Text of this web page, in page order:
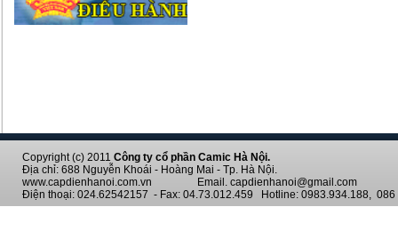
Copyright (c) 2011 Công ty cổ phần Camic Hà Nội.
Địa chỉ: 688 Nguyễn Khoái - Hoàng Mai - Tp. Hà Nội.
www.capdienhanoi.com.vn Email. capdienhanoi@gmail.com
Điện thoại: 024.62542157 - Fax: 04.73.012.459 Hotline: 0983.934.188, 086